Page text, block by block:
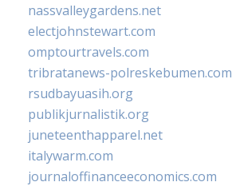
nassvalleygardens.net
electjohnstewart.com
omptourtravels.com
tribratanews-polreskebumen.com
rsudbayuasih.org
publikjurnalistik.org
juneteenthapparel.net
italywarm.com
journaloffinanceeconomics.com